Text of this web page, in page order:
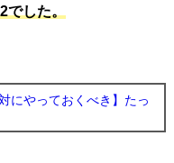
した。
にやっておくべき】たっ